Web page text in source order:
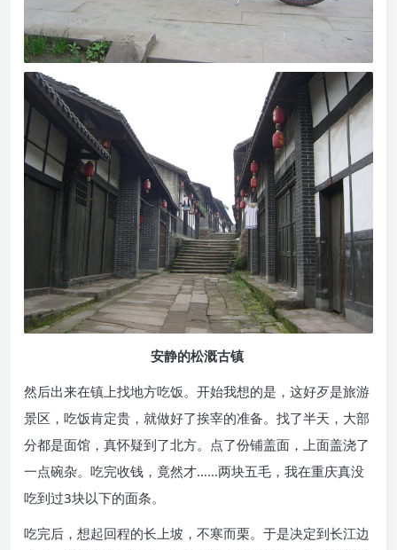
安静的松溉古镇
然后出来在镇上找地方吃饭。开始我想的是，这好歹是旅游
景区，吃饭肯定贵，就做好了挨宰的准备。找了半天，大部
分都是面馆，真怀疑到了北方。点了份铺盖面，上面盖浇了
一点碗杂。吃完收钱，竟然才……两块五毛，我在重庆真没
吃到过3块以下的面条。
吃完后，想起回程的长上坡，不寒而栗。于是决定到长江边